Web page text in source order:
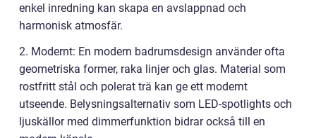
enkel inredning kan skapa en avslappnad och
harmonisk atmosfär.
2. Modernt: En modern badrumsdesign använder ofta
geometriska former, raka linjer och glas. Material som
rostfritt stål och polerat trä kan ge ett modernt
utseende. Belysningsalternativ som LED-spotlights och
ljuskällor med dimmerfunktion bidrar också till en